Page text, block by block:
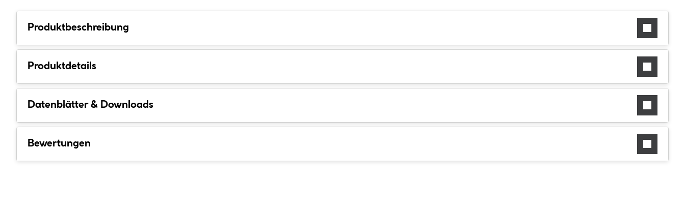
Produktbeschreibung
Produktdetails
Datenblätter & Downloads
Bewertungen